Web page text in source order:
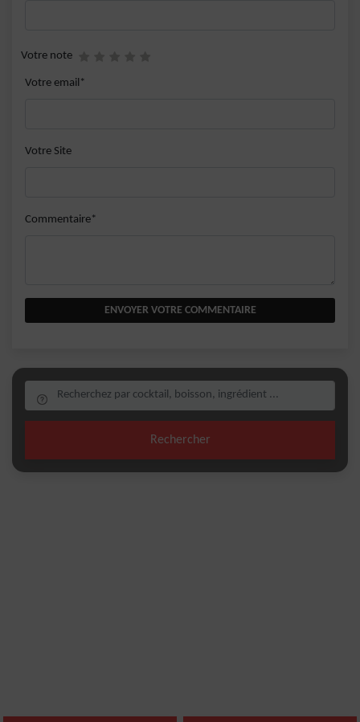
Votre note
Votre email*
Votre Site
Commentaire*
ENVOYER VOTRE COMMENTAIRE
Rechercher